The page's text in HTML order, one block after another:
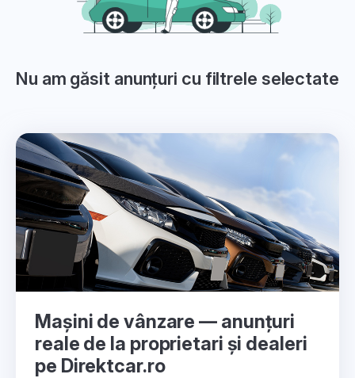
Nu am găsit anunțuri cu filtrele selectate
Mașini de vânzare — anunțuri
reale de la proprietari și dealeri
pe Direktcar.ro